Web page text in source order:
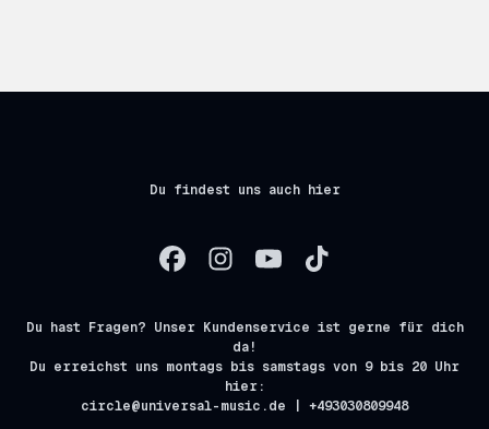
Du findest uns auch hier
Du hast Fragen? Unser Kundenservice ist gerne für dich
da!
Du erreichst uns montags bis samstags von 9 bis 20 Uhr
hier:
circle@universal-music.de | +493030809948